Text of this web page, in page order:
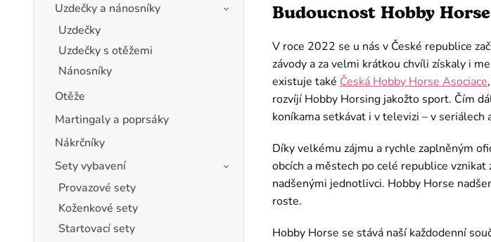
Uzdečky a nánosníky
Uzdečky
Uzdečky s otěžemi
Nánosníky
Otěže
Martingaly a poprsáky
Nákrčníky
Sety vybavení
Provazové sety
Koženkové sety
Startovací sety
Budoucnost Hobby
V roce 2022 se u nás v České republice
závody a za velmi krátkou chvíli získaly i
existuje také Česká Hobby Horse Asociace
rozvíjí Hobby Horsing jakožto sport. Čím
koníkama setkávat i v televizi – v seriálech
Díky velkému zájmu a rychle zaplněným
obcích a městech po celé republice vznikat
nadšenými jednotlivci. Hobby Horse
roste.
Hobby Horse se stává naší každodenní